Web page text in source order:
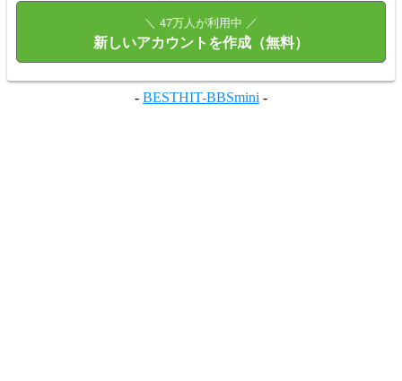
＼ 47万人が利用中 ／
新しいアカウントを作成（無料）
- BESTHIT-BBSmini -